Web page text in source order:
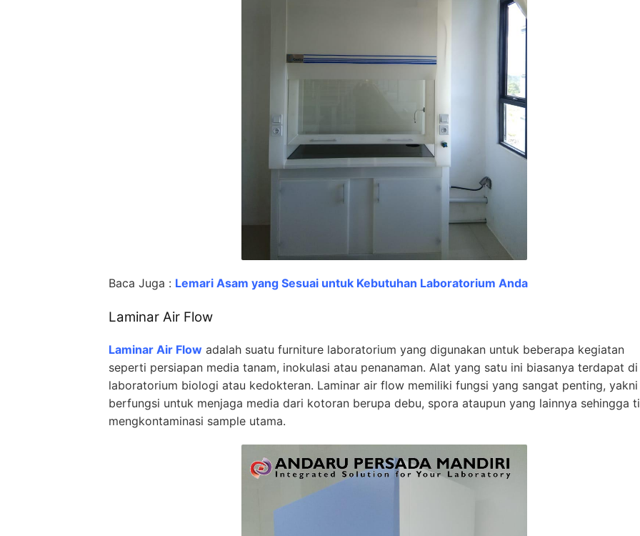
Baca Juga : Lemari Asam yang Sesuai untuk Kebutuhan Laboratorium Anda
Laminar Air Flow
Laminar Air Flow adalah suatu furniture laboratorium yang digunakan untuk beberapa kegiatan
seperti persiapan media tanam, inokulasi atau penanaman. Alat yang satu ini biasanya terdapat di
laboratorium biologi atau kedokteran. Laminar air flow memiliki fungsi yang sangat penting, yakni
berfungsi untuk menjaga media dari kotoran berupa debu, spora ataupun yang lainnya sehingga
mengkontaminasi sample utama.